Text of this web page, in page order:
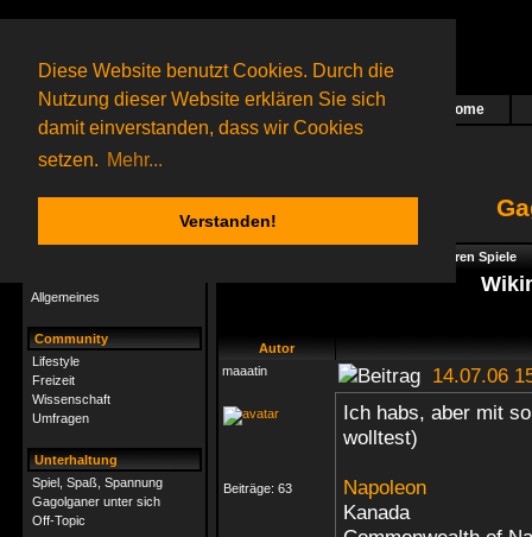
Diese Website benutzt Cookies. Durch die
Nutzung dieser Website erklären Sie sich
damit einverstanden, dass wir Cookies
setzen. Mehr...
Verstanden!
Das nächste Rätsel ist in Arbeit Home
36 Gagolganeronline(0 registrierte und 36 Gäste)
Gagolganer:
9732Rätsel online:
Allgemeines
Community
Lifestyle
Freizeit
Wissenschaft
Umfragen
Unterhaltung
Spiel, Spaß, Spannung
Gagolganer unter sich
Off-Topic
Foren Spiele
Autor
maaatin
14.07.06
Beiträge: 63
Ich habs, aber mit
wolltest)
Napoleon
Kanada